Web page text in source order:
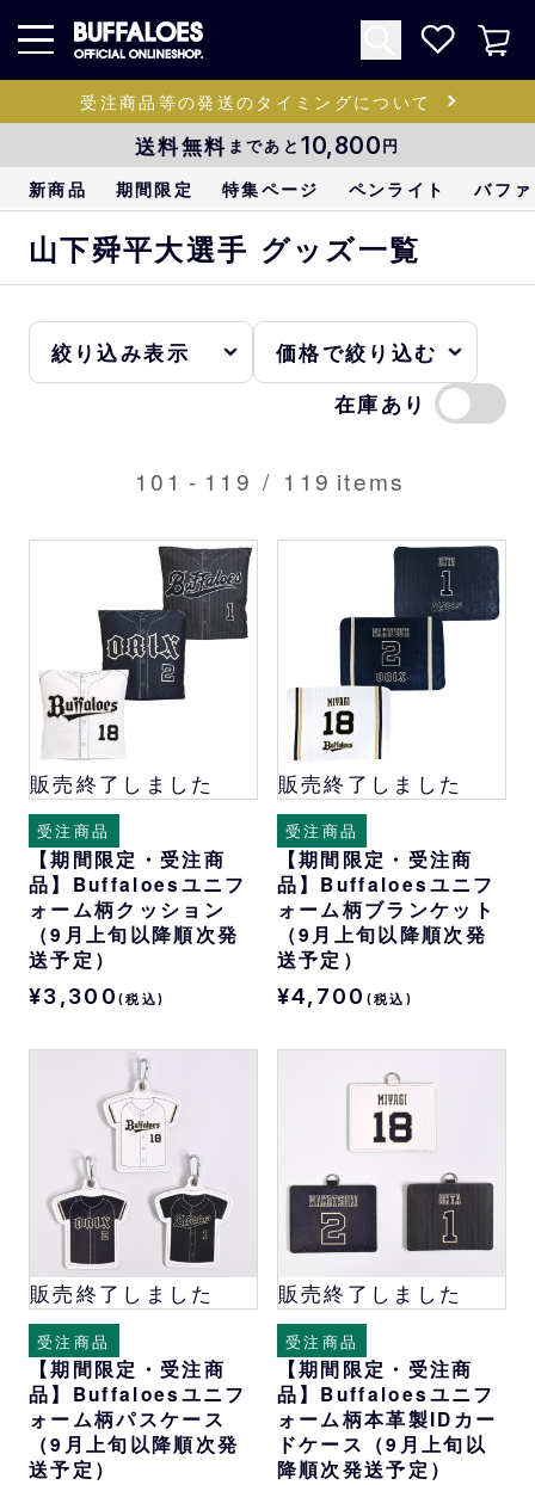
受注商品等の発送のタイミングについて
送料無料 まであと 10,800円
新商品 期間限定 特集ページ ペンライト バフ
山下舜平大選手 グッズ一覧
在庫あり
101 - 119 / 119 items
販売終了しました
受注商品
【期間限定・受注商
品】Buffaloesユニフ
ォーム柄クッション
（9月上旬以降順次発
送予定）
¥3,300 (税込)
販売終了しました
受注商品
【期間限定・受注商
品】Buffaloesユニフ
ォーム柄ブランケット
（9月上旬以降順次発
送予定）
¥4,700 (税込)
販売終了しました
受注商品
【期間限定・受注商
品】Buffaloesユニフ
ォーム柄パスケース
（9月上旬以降順次発
送予定）
販売終了しました
受注商品
【期間限定・受注商
品】Buffaloesユニフ
ォーム柄本革製IDカー
ドケース（9月上旬以
降順次発送予定）